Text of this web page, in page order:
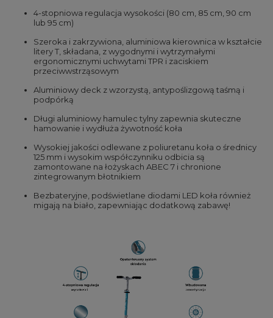
4-stopniowa regulacja wysokości (80 cm, 85 cm, 90 cm
lub 95 cm)
Szeroka i zakrzywiona, aluminiowa kierownica w kształcie
litery T, składana, z wygodnymi i wytrzymałymi
ergonomicznymi uchwytami TPR i zaciskiem
przeciwwstrząsowym
Aluminiowy deck z wzorzystą, antypoślizgową taśmą i
podpórką
Długi aluminiowy hamulec tylny zapewnia skuteczne
hamowanie i wydłuża żywotność koła
Wysokiej jakości odlewane z poliuretanu koła o średnicy
125 mm i wysokim współczynniku odbicia są
zamontowane na łożyskach ABEC 7 i chronione
zintegrowanym błotnikiem
Bezbateryjne, podświetlane diodami LED koła również
migają na biało, zapewniając dodatkową zabawę!